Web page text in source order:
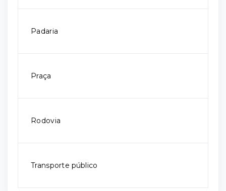
Padaria
Praça
Rodovia
Transporte público